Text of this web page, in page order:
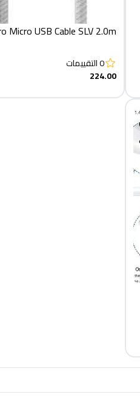
Micro USB Cable SLV 2.0m‏
0التقييمات
224.00